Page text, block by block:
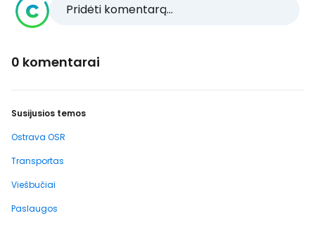
Pridėti komentarą...
0 komentarai
Susijusios temos
Ostrava OSR
Transportas
Viešbučiai
Paslaugos